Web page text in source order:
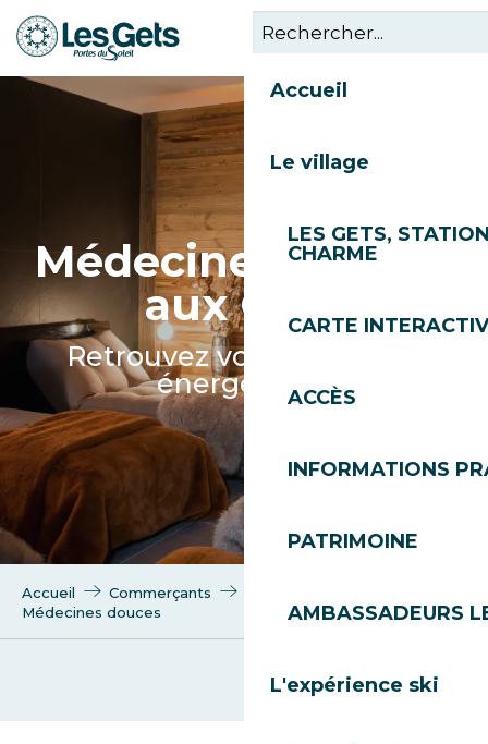
Aller
au
principal
Accueil
Le village
LES GETS,
CHARME
CARTE
ACCÈS
INFORMATIONS
PATRIMOINE
AMBASSADEURS
L'expérience ski
Médecines douces
aux Gets
Retrouvez votre équilibre
énergétique
Accueil Commerçants
Médecines douces